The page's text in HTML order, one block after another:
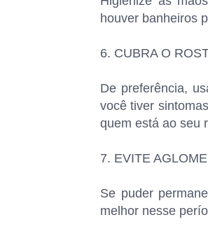
houver banheiros
6. CUBRA O
De preferência,
você tiver
quem está ao seu
7. EVITE
Se puder
melhor nesse